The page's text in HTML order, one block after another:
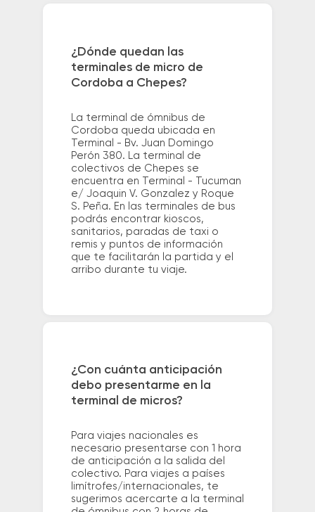
¿Dónde quedan las
terminales de micro de
Cordoba a Chepes?
La terminal de ómnibus de
Cordoba queda ubicada en
Terminal - Bv. Juan Domingo
Perón 380. La terminal de
colectivos de Chepes se
encuentra en Terminal - Tucuman
e/ Joaquin V. Gonzalez y Roque
S. Peña. En las terminales de bus
podrás encontrar kioscos,
sanitarios, paradas de taxi o
remis y puntos de información
que te facilitarán la partida y el
arribo durante tu viaje.
¿Con cuánta anticipación
debo presentarme en la
terminal de micros?
Para viajes nacionales es
necesario presentarse con 1 hora
de anticipación a la salida del
colectivo. Para viajes a países
limítrofes/internacionales, te
sugerimos acercarte a la terminal